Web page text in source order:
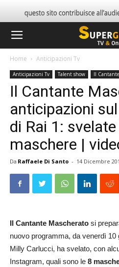
Home Anticipazioni Tv
Anticipazioni Tv Talent show Il
Il Cantante
anticipazioni
di Rai 1:
maschere |
Da Raffaele Di Santo - 14 Dicembre
Il Cantante Mascherato si
nuovo programma, da venerdì 10
Milly Carlucci, ha svelato, con
Instagram, quali sono le 8